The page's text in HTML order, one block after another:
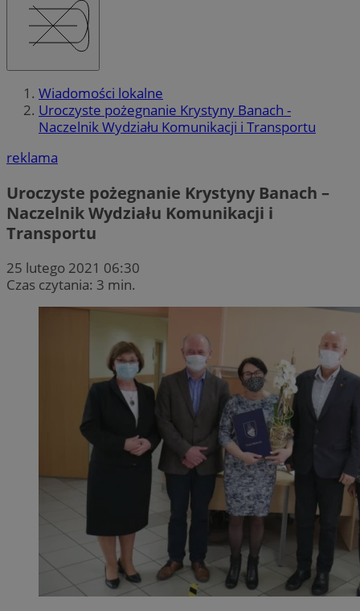
Wiadomości lokalne
Uroczyste pożegnanie Krystyny Banach -
Naczelnik Wydziału Komunikacji i Transportu
reklama
Uroczyste pożegnanie Krystyny Banach –
Naczelnik Wydziału Komunikacji i
Transportu
25 lutego 2021 06:30
Czas czytania: 3 min.